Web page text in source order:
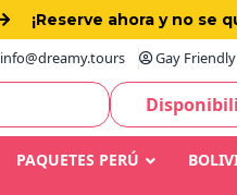
¡Reserve ahora y no se
info@dreamy.tours Gay Friendly
PAQUETES PERÚ